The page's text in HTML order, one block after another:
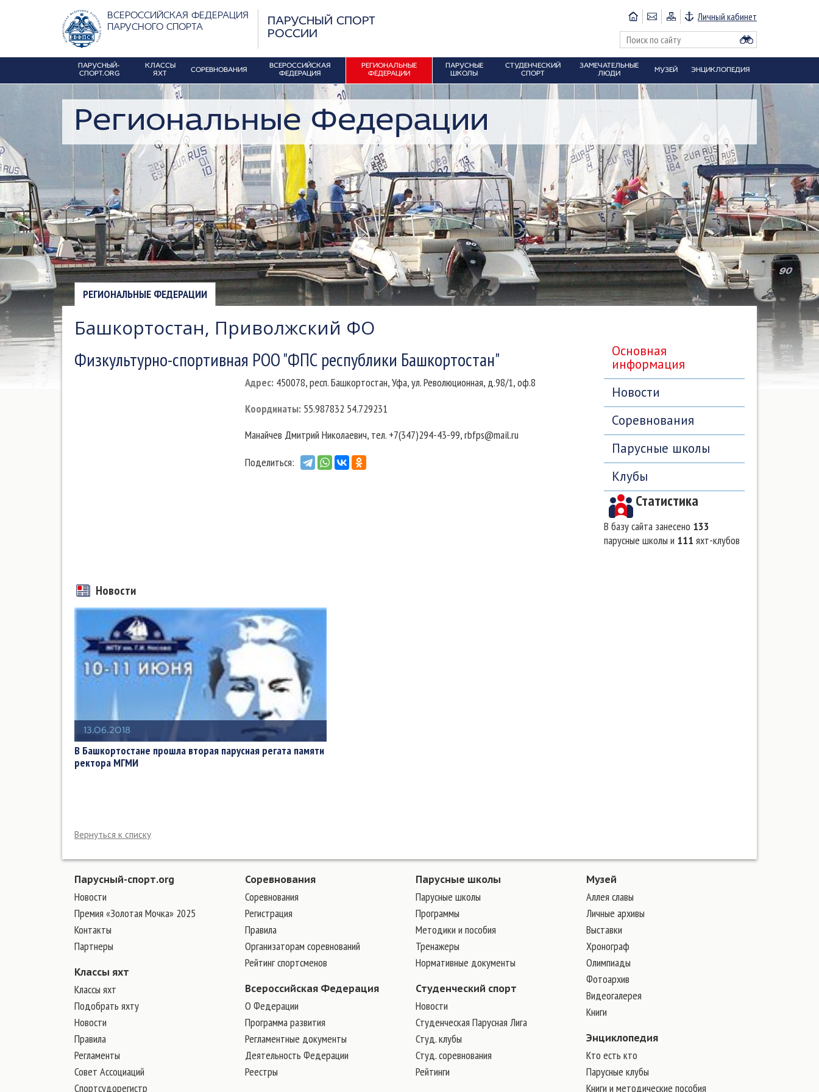
ВСЕРОССИЙСКАЯ ФЕДЕРАЦИЯ
ПАРУСНОГО СПОРТА
ПАРУСНЫЙ СПОРТ
РОССИИ
Личный кабинет
ПАРУСНЫЙ-
СПОРТ.ORG
КЛАССЫ
ЯХТ
СОРЕВНОВАНИЯ
ВСЕРОССИЙСКАЯ
ФЕДЕРАЦИЯ
РЕГИОНАЛЬНЫЕ
ФЕДЕРАЦИИ
ПАРУСНЫЕ
ШКОЛЫ
СТУДЕНЧЕСКИЙ
СПОРТ
ЗАМЕЧАТЕЛЬНЫЕ
ЛЮДИ
МУЗЕЙ ЭНЦИКЛОПЕДИЯ
Региональные Федерации
РЕГИОНАЛЬНЫЕ ФЕДЕРАЦИИ
Башкортостан, Приволжский ФО
Физкультурно-спортивная РОО "ФПС республики Башкортостан"
Адрес: 450078, респ. Башкортостан, Уфа, ул. Революционная, д.98/1, оф.8
Координаты: 55.987832 54.729231
Манайчев Дмитрий Николаевич, тел. +7(347)294-43-99, rbfps@mail.ru
Поделиться:
Новости
13.06.2018
В Башкортостане прошла вторая парусная регата памяти
ректора МГМИ
Вернуться к списку
Основная
информация
Новости
Соревнования
Парусные школы
Клубы
Статистика
В базу сайта занесено 133
парусные школы и 111 яхт-клубов
Парусный-спорт.org
Новости
Премия «Золотая Мочка» 2025
Контакты
Партнеры
Классы яхт
Классы яхт
Подобрать яхту
Новости
Правила
Регламенты
Совет Ассоциаций
Спортсудорегистр
Соревнования
Соревнования
Регистрация
Правила
Организаторам соревнований
Рейтинг спортсменов
Всероссийская Федерация
О Федерации
Программа развития
Регламентные документы
Деятельность Федерации
Реестры
Парусные школы
Парусные школы
Программы
Методики и пособия
Тренажеры
Нормативные документы
Студенческий спорт
Новости
Студенческая Парусная Лига
Студ. клубы
Студ. соревнования
Рейтинги
Музей
Аллея славы
Личные архивы
Выставки
Хронограф
Олимпиады
Фотоархив
Видеогалерея
Книги
Энциклопедия
Кто есть кто
Парусные клубы
Книги и методические пособия